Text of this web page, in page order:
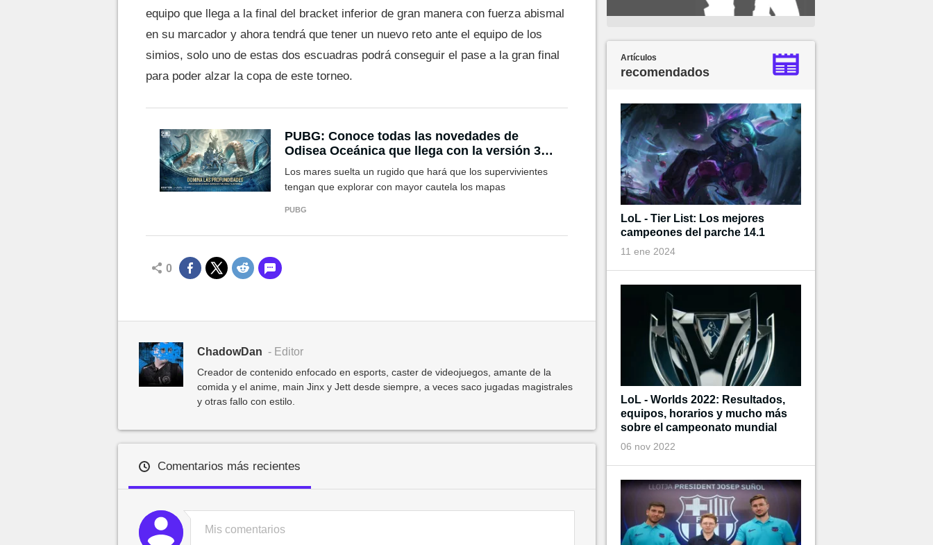
equipo que llega a la final del bracket inferior de gran manera con fuerza abismal
en su marcador y ahora tendrá que tener un nuevo reto ante el equipo de los
simios, solo uno de estas dos escuadras podrá conseguir el pase a la gran final
para poder alzar la copa de este torneo.
PUBG: Conoce todas las novedades de
Odisea Oceánica que llega con la versión 3.3
al juego en la versión mobile
Los mares suelta un rugido que hará que los supervivientes
tengan que explorar con mayor cautela los mapas
PUBG
0
ChadowDan - Editor
Creador de contenido enfocado en esports, caster de videojuegos, amante de la
comida y el anime, main Jinx y Jett desde siempre, a veces saco jugadas magistrales
y otras fallo con estilo.
Comentarios más recientes
Artículos
recomendados
LoL - Tier List: Los mejores
campeones del parche 14.1
11 ene 2024
LoL - Worlds 2022: Resultados,
equipos, horarios y mucho más
sobre el campeonato mundial
06 nov 2022